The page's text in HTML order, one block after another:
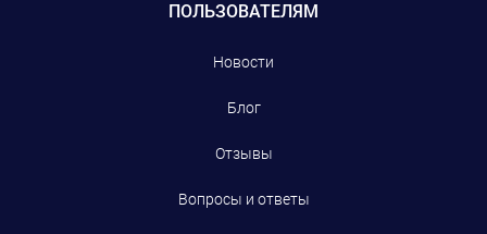
ПОЛЬЗОВАТЕЛЯМ
Новости
Блог
Отзывы
Вопросы и ответы